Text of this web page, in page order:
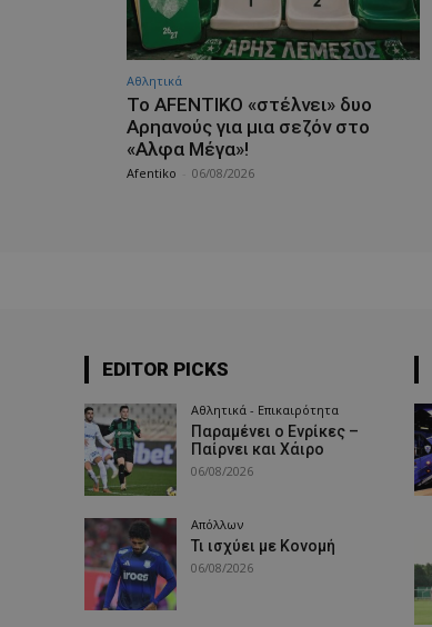
Αθλητικά
Το AFENTIKO «στέλνει» δυο
Αρηανούς για μια σεζόν στο
«Αλφα Μέγα»!
Afentiko 06/08/2026
EDITOR PICKS
Αθλητικά - Επικαιρότητα
Παραμένει ο Ενρίκες –
Παίρνει και Χάιρο
06/08/2026
Απόλλων
Τι ισχύει με Κονομή
06/08/2026